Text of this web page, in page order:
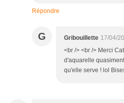
Répondre
G Gribouillette 17/04/
<br /> <br /> Merci
d'aquarelle
qu'elle serve ! lol